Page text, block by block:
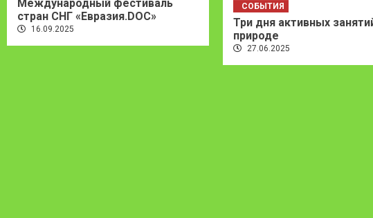
Международный фестиваль
стран СНГ «Евразия.DOC»
16.09.2025
СОБЫТИЯ
Три дня активных
природе
27.06.2025